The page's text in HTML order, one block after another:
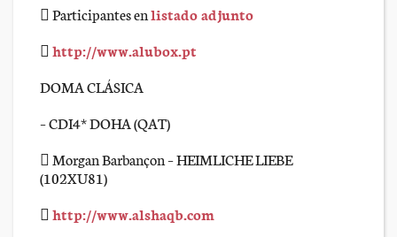
 Participantes enlistado adjunto
 http://www.alubox.pt
DOMA CLÁSICA
– CDI4* DOHA (QAT)
 Morgan Barbançon – HEIMLICHE LIEBE
(102XU81)
 http://www.alshaqb.com